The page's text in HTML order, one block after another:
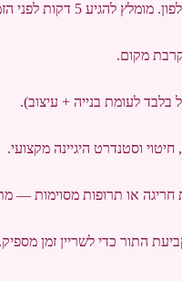
להגיע 5 דקות לפני הזמן.
וסטנדרט היגיינה מקצועי.
או תרופות מסוימות —
התור כדי לשריין זמן מספיק.